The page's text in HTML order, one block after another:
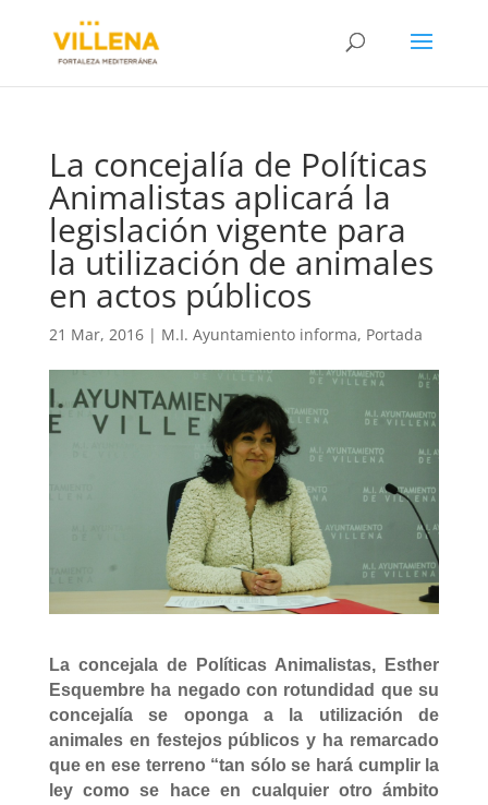
La concejalía de Políticas
Animalistas aplicará la
legislación vigente para
la utilización de animales
en actos públicos
21 Mar, 2016| M.I. Ayuntamiento informa, Portada
La concejala de Políticas Animalistas, Esther
Esquembre ha negado con rotundidad que su
concejalía se oponga a la utilización de
animales en festejos públicos y ha remarcado
que en ese terreno “tan sólo se hará cumplir la
ley como se hace en cualquier otro ámbito